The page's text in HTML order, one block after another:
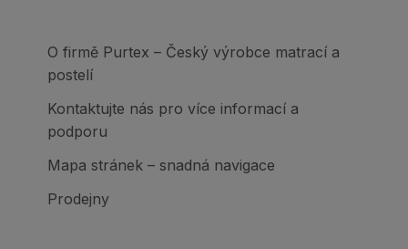
O firmě Purtex – Český výrobce matrací a
postelí
Kontaktujte nás pro více informací a
podporu
Mapa stránek – snadná navigace
Prodejny